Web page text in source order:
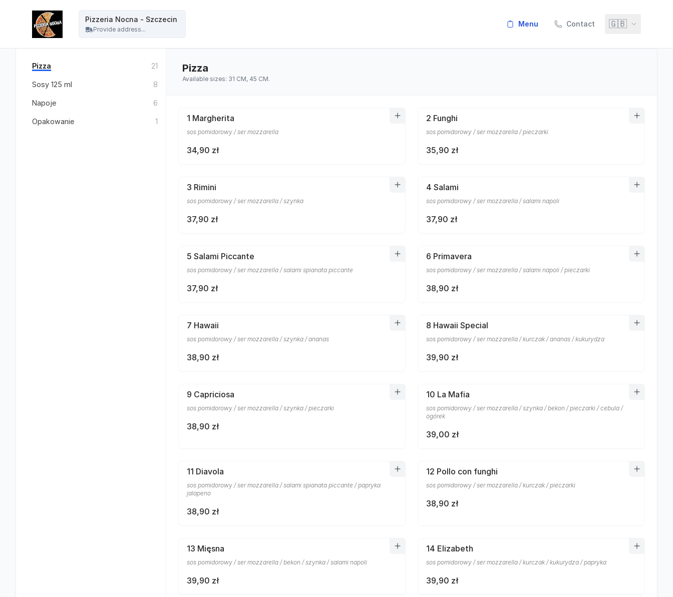
Pizzeria Nocna - Szczecin
Provide address...
menu Contact 🇬🇧
Pizza 21
Sosy 125 ml 8
Napoje 6
Opakowanie 1
Pizza
Available sizes: 31 CM, 45 CM.
1 Margherita
sos pomidorowy / ser mozzarella
34,90 zł
2 Funghi
sos pomidorowy / ser mozzarella / pieczarki
35,90 zł
3 Rimini
sos pomidorowy / ser mozzarella / szynka
37,90 zł
4 Salami
sos pomidorowy / ser mozzarella / salami napoli
37,90 zł
5 Salami Piccante
sos pomidorowy / ser mozzarella / salami spianata piccante
37,90 zł
6 Primavera
sos pomidorowy / ser mozzarella / salami napoli / pieczarki
38,90 zł
7 Hawaii
sos pomidorowy / ser mozzarella / szynka / ananas
38,90 zł
8 Hawaii Special
sos pomidorowy / ser mozzarella / kurczak / ananas / kukurydza
39,90 zł
9 Capriciosa
sos pomidorowy / ser mozzarella / szynka / pieczarki
38,90 zł
10 La Mafia
sos pomidorowy / ser mozzarella / szynka / bekon / pieczarki / cebula /
ogórek
39,00 zł
11 Diavola
sos pomidorowy / ser mozzarella / salami spianata piccante / papryka
jalapeno
38,90 zł
12 Pollo con funghi
sos pomidorowy / ser mozzarella / kurczak / pieczarki
38,90 zł
13 Mięsna
sos pomidorowy / ser mozzarella / bekon / szynka / salami napoli
39,90 zł
14 Elizabeth
sos pomidorowy / ser mozzarella / kurczak / kukurydza / papryka
39,90 zł